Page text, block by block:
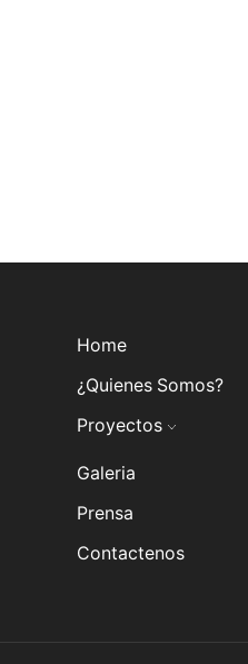
Home
¿Quienes Somos?
Proyectos
Galeria
Prensa
Contactenos